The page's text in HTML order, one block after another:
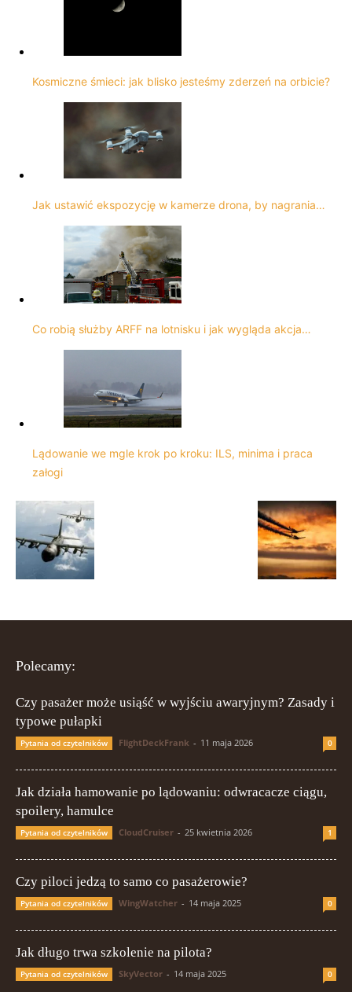
Kosmiczne śmieci: jak blisko jesteśmy zderzeń na orbicie?
Jak ustawić ekspozycję w kamerze drona, by nagrania…
Co robią służby ARFF na lotnisku i jak wygląda akcja…
Lądowanie we mgle krok po kroku: ILS, minima i praca
załogi
Polecamy:
Czy pasażer może usiąść w wyjściu awaryjnym? Zasady i
typowe pułapki
Pytania od czytelników FlightDeckFrank - 11 maja 2026 0
Jak działa hamowanie po lądowaniu: odwracacze ciągu,
spoilery, hamulce
Pytania od czytelników CloudCruiser - 25 kwietnia 2026 1
Czy piloci jedzą to samo co pasażerowie?
Pytania od czytelników WingWatcher - 14 maja 2025 0
Jak długo trwa szkolenie na pilota?
Pytania od czytelników SkyVector - 14 maja 2025 0